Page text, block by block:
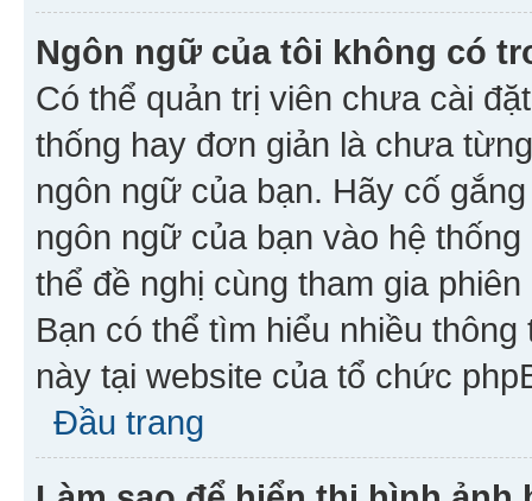
Ngôn ngữ của tôi không có
Có thể quản trị viên chưa cài
thống hay đơn giản là chưa
ngôn ngữ của bạn. Hãy cố
ngôn ngữ của bạn vào hệ
thể đề nghị cùng tham gia
Bạn có thể tìm hiểu nhiều
này tại website của tổ chức
Đầu trang